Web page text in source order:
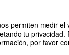
permiten medir
tu
por favor